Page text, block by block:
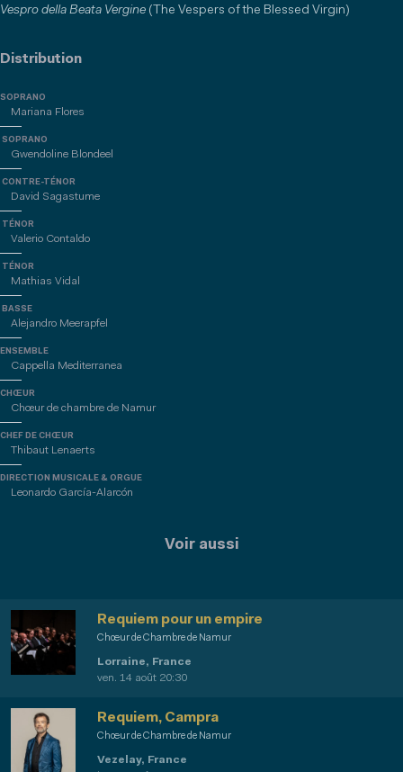
Vespro della Beata Vergine (The Vespers of the Blessed Virgin)
Distribution
SOPRANO
Mariana Flores
SOPRANO
Gwendoline Blondeel
CONTRE-TÉNOR
David Sagastume
TÉNOR
Valerio Contaldo
TÉNOR
Mathias Vidal
BASSE
Alejandro Meerapfel
ENSEMBLE
Cappella Mediterranea
CHŒUR
Chœur de chambre de Namur
CHEF DE CHŒUR
Thibaut Lenaerts
DIRECTION MUSICALE & ORGUE
Leonardo García-Alarcón
Voir aussi
Chœur de Chambre de Namur
Requiem pour un empire
Lorraine, France
ven. 14 août 20:30
Chœur de Chambre de Namur
Requiem, Campra
Vezelay, France